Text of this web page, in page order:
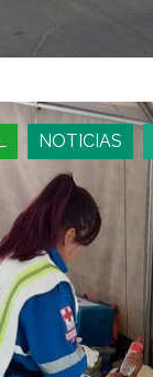
NOTICIAS